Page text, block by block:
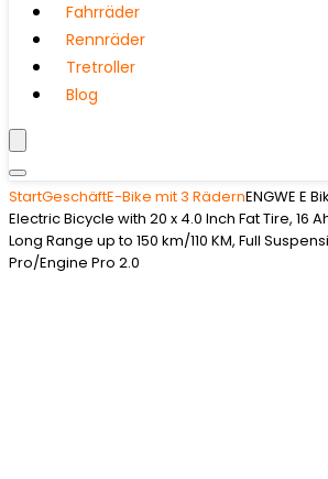
Fahrräder
Rennräder
Tretroller
Blog
StartGeschäftE-Bike mit 3 RädernENGWE E
Electric Bicycle with 20 x 4.0 Inch Fat Tire, 16
Long Range up to 150 km/110 KM, Full
Pro/Engine Pro 2.0